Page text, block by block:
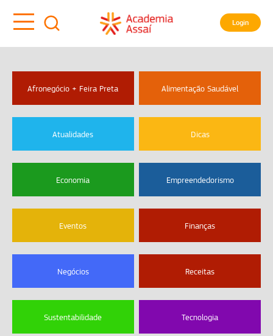
Login
Afronegócio + Feira Preta Alimentação Saudável
Atualidades Dicas
Economia Empreendedorismo
Eventos Finanças
Negócios Receitas
Sustentabilidade Tecnologia